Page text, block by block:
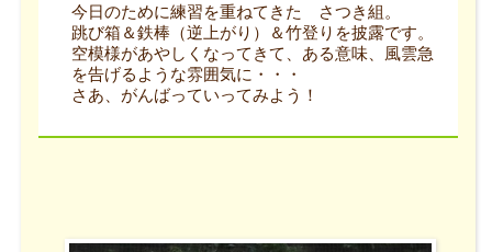
今日のために練習を重ねてきた さつき組。
跳び箱＆鉄棒（逆上がり）＆竹登りを披露です。
空模様があやしくなってきて、ある意味、風雲急
を告げるような雰囲気に・・・
さあ、がんばっていってみよう！